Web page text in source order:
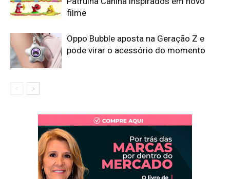
filme
Oppo Bubble aposta na Geração Z e
pode virar o acessório do momento